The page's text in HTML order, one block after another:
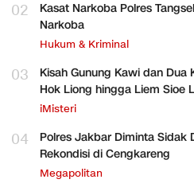
02
Kasat Narkoba Polres
Narkoba
Hukum & Kriminal
03
Kisah Gunung Kawi dan
Hok Liong hingga Liem Sioe
iMisteri
04
Polres Jakbar Diminta Sidak
Rekondisi di Cengkareng
Megapolitan